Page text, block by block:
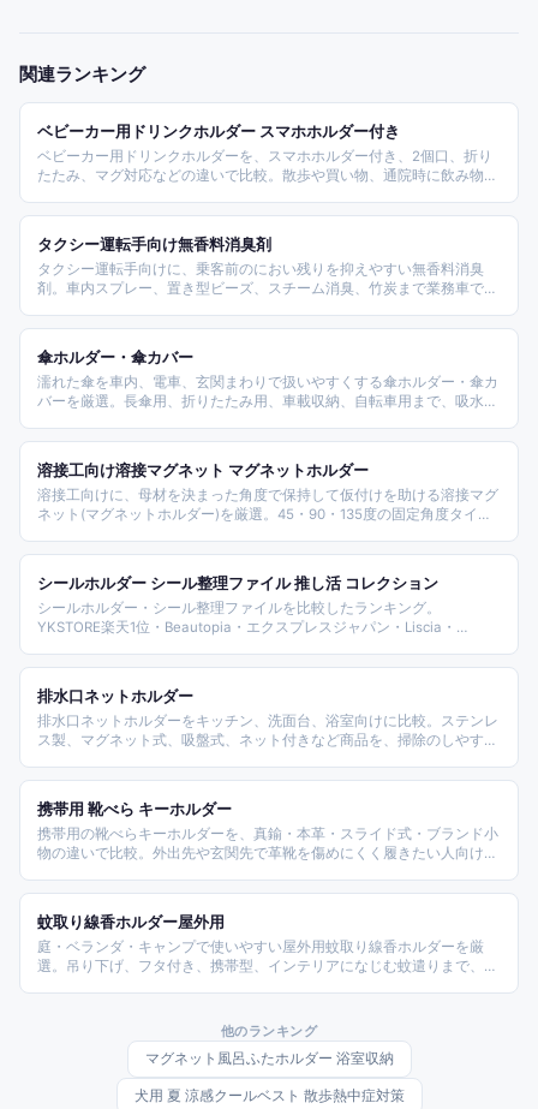
関連ランキング
ベビーカー用ドリンクホルダー スマホホルダー付き
ベビーカー用ドリンクホルダーを、スマホホルダー付き、2個口、折り
たたみ、マグ対応などの違いで比較。散歩や買い物、通院時に飲み物と
タクシー運転手向け無香料消臭剤
タクシー運転手向けに、乗客前のにおい残りを抑えやすい無香料消臭
剤。車内スプレー、置き型ビーズ、スチーム消臭、竹炭まで業務車で使
傘ホルダー・傘カバー
濡れた傘を車内、電車、玄関まわりで扱いやすくする傘ホルダー・傘カ
バーを厳選。長傘用、折りたたみ用、車載収納、自転車用まで、吸水
溶接工向け溶接マグネット マグネットホルダー
溶接工向けに、母材を決まった角度で保持して仮付けを助ける溶接マグ
ネット(マグネットホルダー)を厳選。45・90・135度の固定角度タイプ
イプ別に比較できます。
シールホルダー シール整理ファイル 推し活 コレクション
シールホルダー・シール整理ファイルを比較したランキング。
YKSTORE楽天1位・Beautopia・エクスプレスジャパン・Liscia・
排水口ネットホルダー
排水口ネットホルダーをキッチン、洗面台、浴室向けに比較。ステンレ
ス製、マグネット式、吸盤式、ネット付きなど商品を、掃除のしやすさ
携帯用 靴べら キーホルダー
携帯用の靴べらキーホルダーを、真鍮・本革・スライド式・ブランド小
物の違いで比較。外出先や玄関先で革靴を傷めにくく履きたい人向けに
蚊取り線香ホルダー屋外用
庭・ベランダ・キャンプで使いやすい屋外用蚊取り線香ホルダーを厳
選。吊り下げ、フタ付き、携帯型、インテリアになじむ蚊遣りまで、灰
他のランキング
マグネット風呂ふたホルダー 浴室収納
犬用 夏 涼感クールベスト 散歩熱中症対策